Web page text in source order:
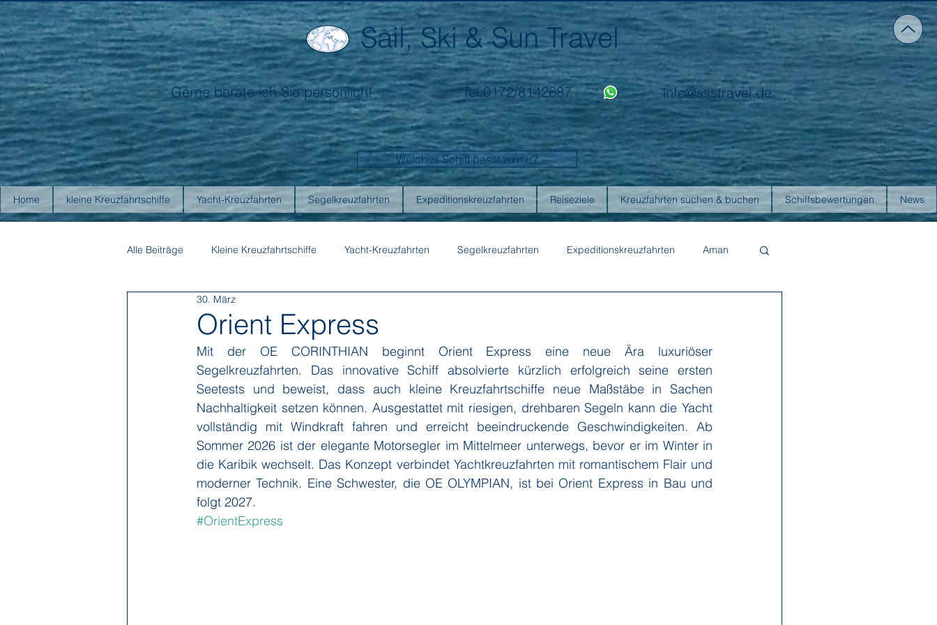
Sail, Ski & Sun Travel
Gerne berate ich Sie persönlich! Tel.0172/8142687 info@ssstravel.de
Welches Schiff passt zu mir?
Home kleine Kreuzfahrtschiffe Yacht-Kreuzfahrten Segelkreuzfahrten Expeditionskreuzfahrten Reiseziele Kreuzfahrten suchen & buchen Schiffsbewertungen News
Alle Beiträge Kleine Kreuzfahrtschiffe Yacht-Kreuzfahrten Segelkreuzfahrten Expeditionskreuzfahrten Aman
Antarctica21
Orient Express Paul Gauguin Cruises
Poseidon Expeditions Regent Seven Seas Cruises Running on Waves Sailing-Classics Scenic Seabourn
Sea Cloud Cruises SeaDream Yacht Club Silhouette Cruises Silversea Star Clippers Swan Hellenic
The Ritz-Carlton Yacht Collection
Orient Express
30. März
Mit der OE CORINTHIAN beginnt Orient Express eine neue Ära luxuriöser
Segelkreuzfahrten. Das innovative Schiff absolvierte kürzlich erfolgreich seine ersten
Seetests und beweist, dass auch kleine Kreuzfahrtschiffe neue Maßstäbe in Sachen
Nachhaltigkeit setzen können. Ausgestattet mit riesigen, drehbaren Segeln kann die Yacht
vollständig mit Windkraft fahren und erreicht beeindruckende Geschwindigkeiten. Ab
Sommer 2026 ist der elegante Motorsegler im Mittelmeer unterwegs, bevor er im Winter in
die Karibik wechselt. Das Konzept verbindet Yachtkreuzfahrten mit romantischem Flair und
moderner Technik. Eine Schwester, die OE OLYMPIAN, ist bei Orient Express in Bau und
folgt 2027.
#OrientExpress